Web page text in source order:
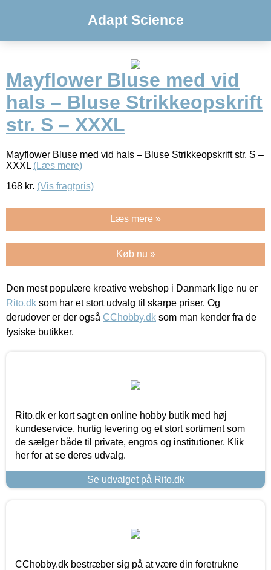
Adapt Science
Mayflower Bluse med vid
hals – Bluse Strikkeopskrift
str. S – XXXL
Mayflower Bluse med vid hals – Bluse Strikkeopskrift str. S –
XXXL (Læs mere)
168 kr. (Vis fragtpris)
Læs mere »
Køb nu »
Den mest populære kreative webshop i Danmark lige nu er
Rito.dk som har et stort udvalg til skarpe priser. Og
derudover er der også CChobby.dk som man kender fra de
fysiske butikker.
Rito.dk er kort sagt en online hobby butik med høj
kundeservice, hurtig levering og et stort sortiment som
de sælger både til private, engros og institutioner. Klik
her for at se deres udvalg.
Se udvalget på Rito.dk
CChobby.dk bestræber sig på at være din foretrukne